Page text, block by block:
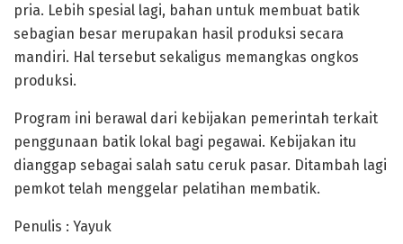
pria. Lebih spesial lagi, bahan untuk membuat batik
sebagian besar merupakan hasil produksi secara
mandiri. Hal tersebut sekaligus memangkas ongkos
produksi.
Program ini berawal dari kebijakan pemerintah terkait
penggunaan batik lokal bagi pegawai. Kebijakan itu
dianggap sebagai salah satu ceruk pasar. Ditambah lagi
pemkot telah menggelar pelatihan membatik.
Penulis : Yayuk